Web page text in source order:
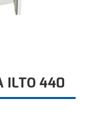
ILTO 440